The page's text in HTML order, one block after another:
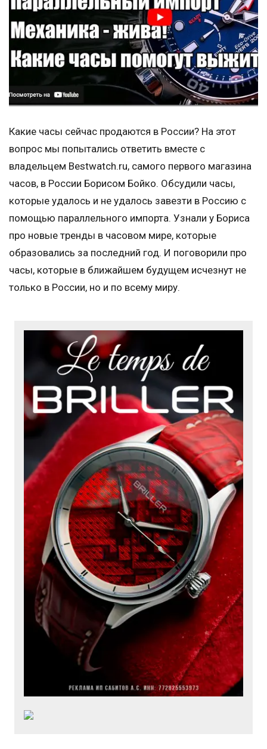
Какие часы сейчас продаются в России? На этот
вопрос мы попытались ответить вместе с
владельцем Bestwatch.ru, самого первого магазина
часов, в России Борисом Бойко. Обсудили часы,
которые удалось и не удалось завезти в Россию с
помощью параллельного импорта. Узнали у Бориса
про новые тренды в часовом мире, которые
образовались за последний год. И поговорили про
часы, которые в ближайшем будущем исчезнут не
только в России, но и по всему миру.